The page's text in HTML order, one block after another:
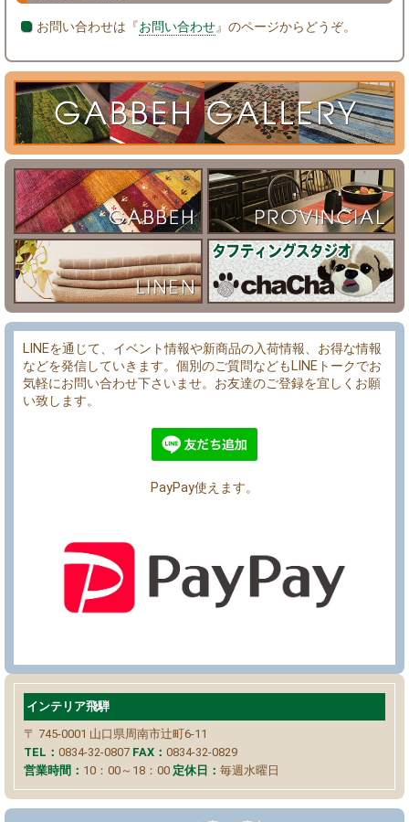
お問い合わせは『お問い合わせ』のページからどうぞ。
LINEを通じて、イベント情報や新商品の入荷情報、お得な情報
などを発信していきます。個別のご質問などもLINEトークでお
気軽にお問い合わせ下さいませ。お友達のご登録を宜しくお願
い致します。
PayPay使えます。
インテリア飛騨
〒 745-0001 山口県周南市辻町6-11
TEL： 0834-32-0807 FAX： 0834-32-0829
営業時間： 10：00～18：00 定休日： 毎週水曜日